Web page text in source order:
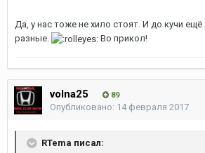
Да, у нас тоже не хило стоят. И до кучи ещё
разные.
Во прикол!
volna25 89
Опубликовано: 14 февраля 2017
RTema писал: